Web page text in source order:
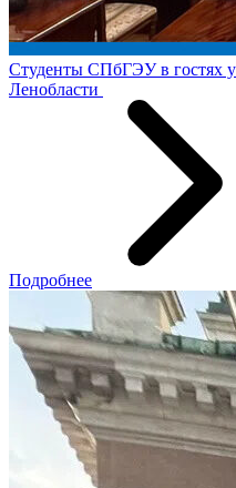
Студенты СПбГЭУ в гостях
Ленобласти
Подробнее